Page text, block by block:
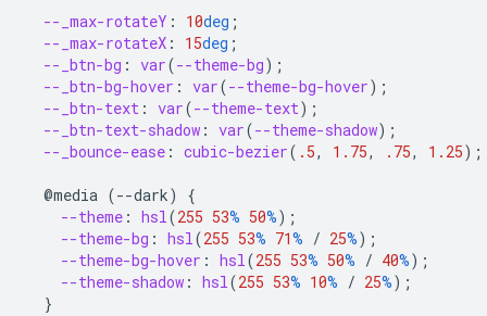
--_max-rotateY : 10deg ;
--_max-rotateX : 15deg ;
--_btn-bg : var(--theme-bg);
--_btn-bg-hover : var(--theme-bg-hover);
--_btn-text : var(--theme-text);
--_btn-text-shadow : var(--theme-shadow);
--_bounce-ease : cubic-bezier( .5, 1.75, .75, 1.25);
@media (--dark)
{
--theme : hsl(255 53% 50%);
--theme-bg : hsl(255 53% 71% / 25%);
--theme-bg-hover : hsl(255 53% 50% / 40%);
--theme-shadow : hsl(255 53% 10% / 25%);
}